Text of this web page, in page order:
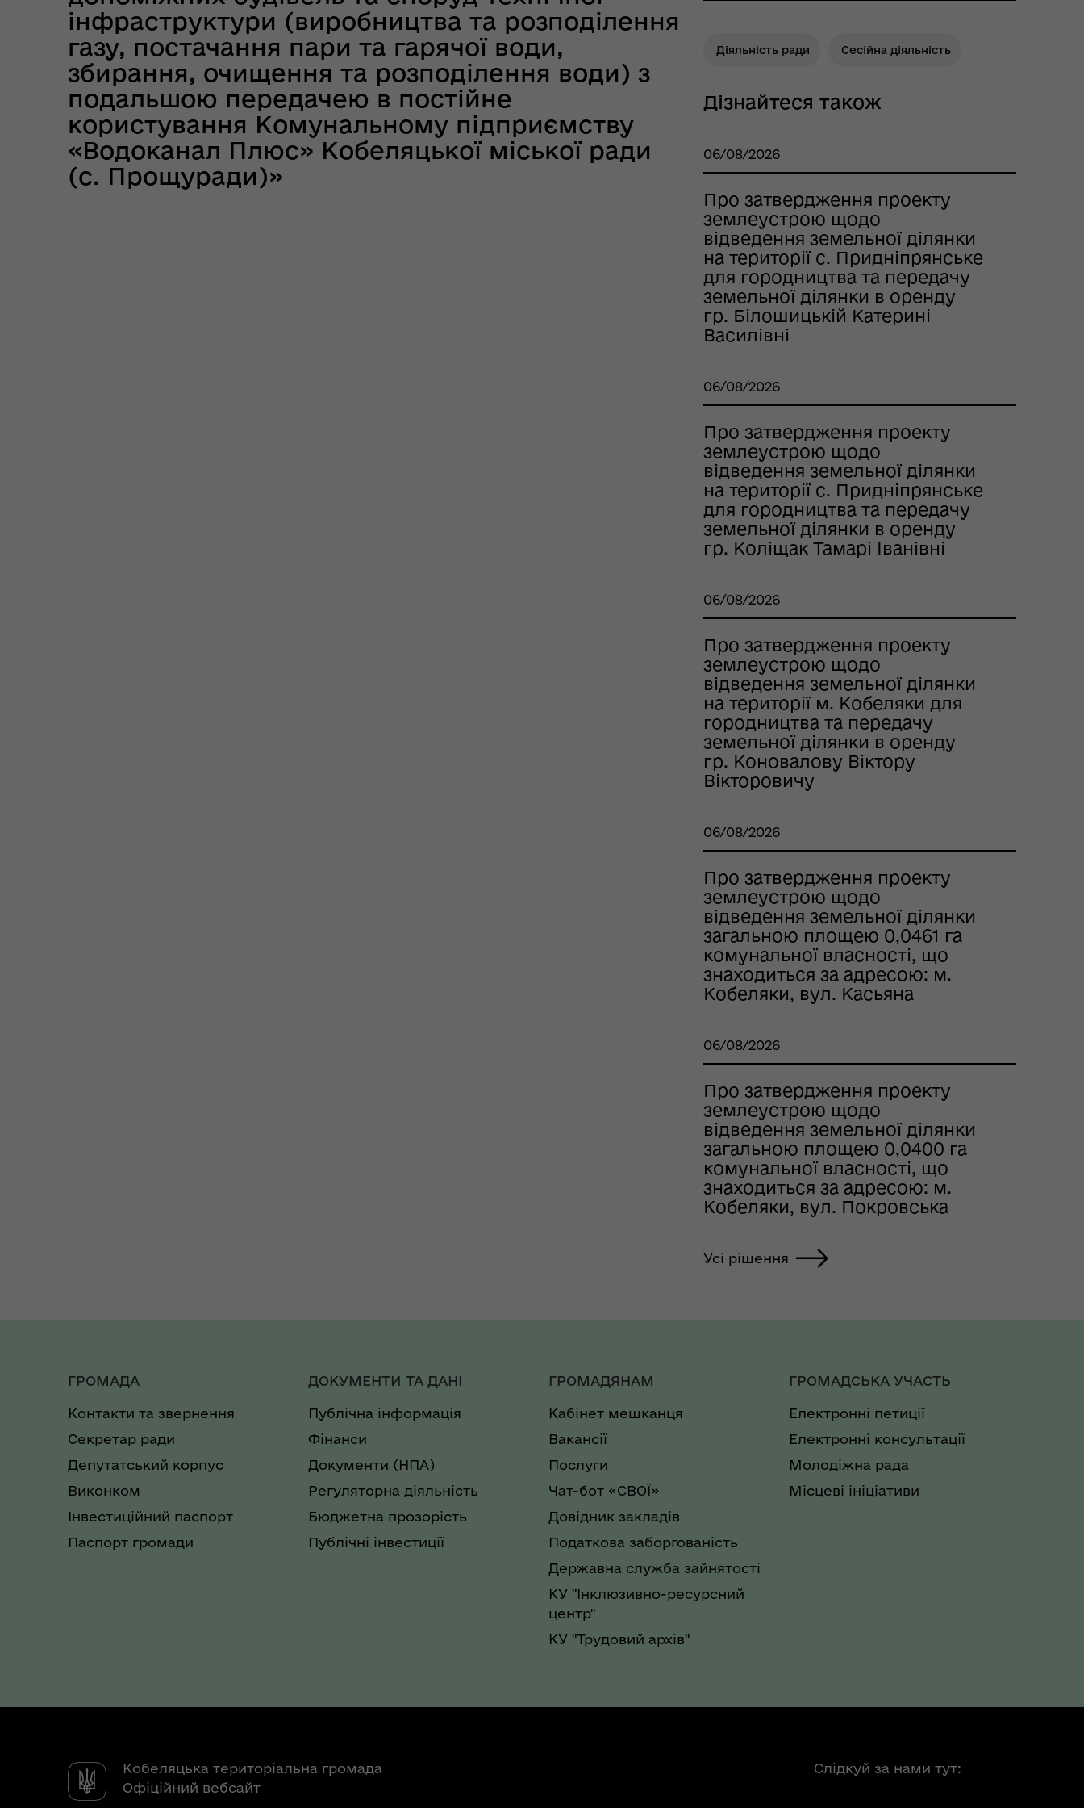
єВідновлення
Центр життєстійкості
Кобеляцької громади
інфраструктури (виробництва та розподілення
газу, постачання пари та гарячої води,
збирання, очищення та розподілення води) з
подальшою передачею в постійне
користування Комунальному підприємству
«Водоканал Плюс» Кобеляцької міської ради
(с. Прощуради)»
Діяльність ради Сесійна діяльність
Дізнайтеся також
06/08/2026
Про затвердження проекту
землеустрою щодо
відведення земельної ділянки
на території с. Придніпрянське
для городництва та передачу
земельної ділянки в оренду
гр. Білошицькій Катерині
Василівні
06/08/2026
Про затвердження проекту
землеустрою щодо
відведення земельної ділянки
на території с. Придніпрянське
для городництва та передачу
земельної ділянки в оренду
гр. Коліщак Тамарі Іванівні
06/08/2026
Про затвердження проекту
землеустрою щодо
відведення земельної ділянки
на території м. Кобеляки для
городництва та передачу
земельної ділянки в оренду
гр. Коновалову Віктору
Вікторовичу
06/08/2026
Про затвердження проекту
землеустрою щодо
відведення земельної ділянки
загальною площею 0,0461 га
комунальної власності, що
знаходиться за адресою: м.
Кобеляки, вул. Касьяна
06/08/2026
Про затвердження проекту
землеустрою щодо
відведення земельної ділянки
загальною площею 0,0400 га
комунальної власності, що
знаходиться за адресою: м.
Кобеляки, вул. Покровська
Усі рішення
ГРОМАДА
Контакти та звернення
Секретар ради
Депутатський корпус
Виконком
Інвестиційний паспорт
Паспорт громади
ДОКУМЕНТИ ТА ДАНІ
Публічна інформація
Фінанси
Документи (НПА)
Регуляторна діяльність
Бюджетна прозорість
Публічні інвестиції
ГРОМАДЯНАМ
Кабінет мешканця
Вакансії
Послуги
Чат-бот «СВОЇ»
Довідник закладів
Податкова заборгованість
Державна служба зайнятості
КУ "Інклюзивно-ресурсний
центр"
КУ "Трудовий архів"
ГРОМАДСЬКА УЧАСТЬ
Електронні петиції
Електронні консультації
Молодіжна рада
Місцеві ініціативи
Кобеляцька територіальна громада
Офіційний вебсайт
Слідкуй за нами тут: